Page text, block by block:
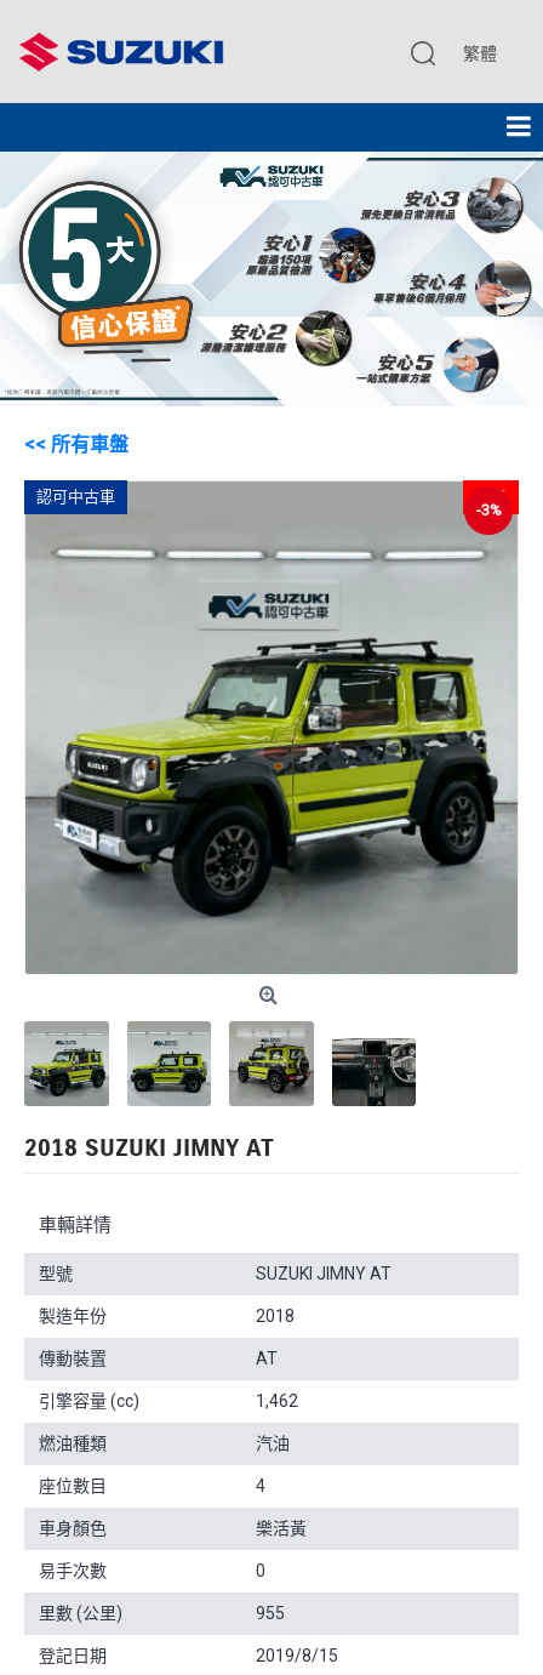
繁體
<< 所有車盤
認可中古車 已售
-3%
2018 SUZUKI JIMNY AT
車輛詳情
型號 SUZUKI JIMNY AT
製造年份 2018
傳動裝置 AT
引擎容量 (cc) 1,462
燃油種類 汽油
座位數目 4
車身顏色 樂活黃
易手次數 0
里數 (公里) 955
登記日期 2019/8/15